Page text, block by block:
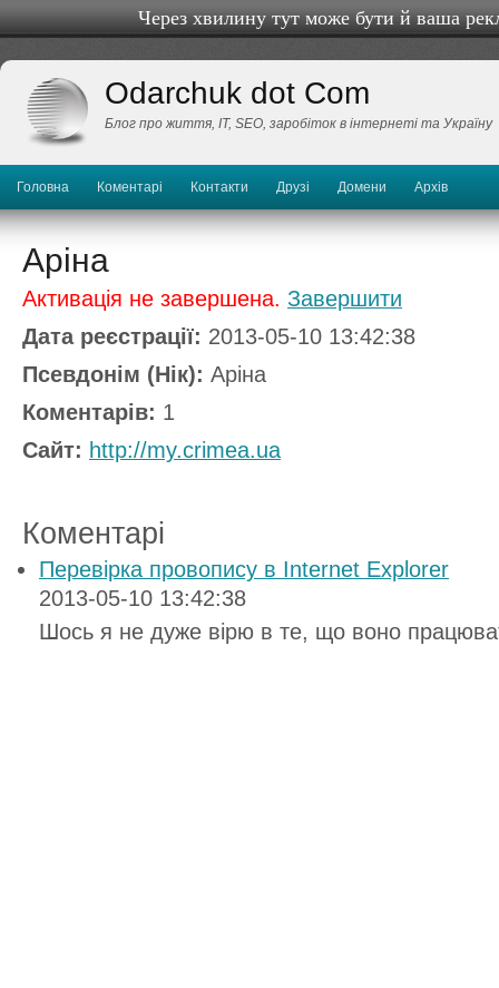
Через хвилину тут може бути й ваша
Odarchuk dot Com
Блог про життя, IТ, SEO, заробіток в інтернеті та Україну
Головна Коментарі Контакти Друзі Домени Архів
Аріна
Активація не завершена. Завершити
Дата реєстрації: 2013-05-10 13:42:38
Псевдонім (Нік): Аріна
Коментарів: 1
Сайт: http://my.crimea.ua
Коментарі
Перевірка провопису в Internet Explorer
2013-05-10 13:42:38
Шось я не дуже вірю в те, що воно